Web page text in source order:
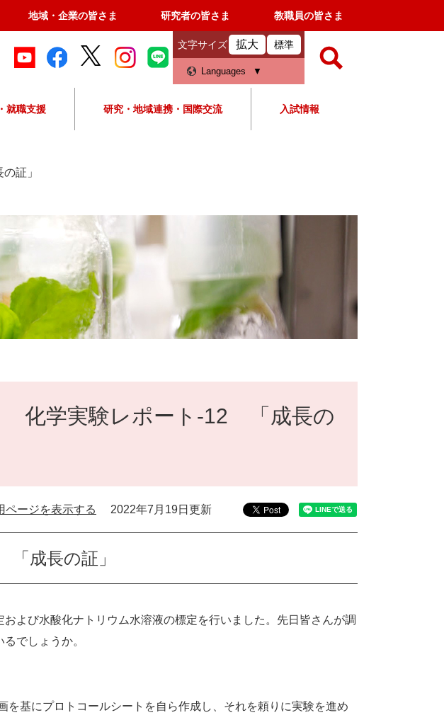
地域・企業の皆さま 研究者の皆さま 教職員の皆さま
文字サイズ 拡大 標準
Languages
o
e
カ
ス
タ
検
索
就職支援 研究・地域連携・国際交流 入試情報
証」
化学実験レポート‐12 「成長の
ページを表示する 2022年7月19日更新
成長の証」
よび水酸化ナトリウム水溶液の標定を行いました。先日皆さんが調
でしょうか。
基にプロトコールシートを自ら作成し、それを頼りに実験を進め